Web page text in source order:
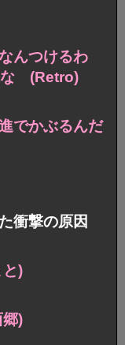
んつけるわ
な (Retro)
でかぶるんだ
衝撃の原因
)
)